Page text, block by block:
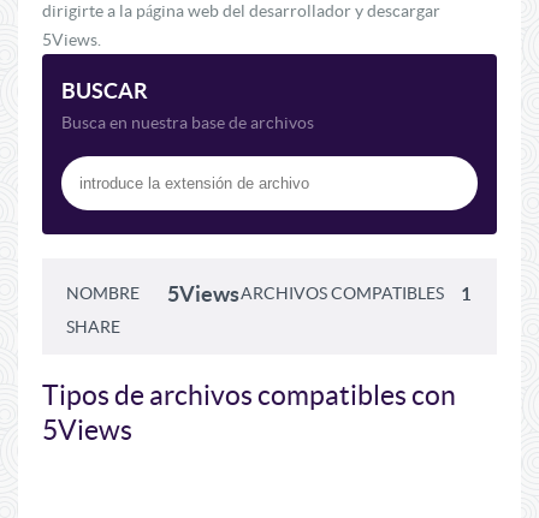
dirigirte a la página web del desarrollador y descargar
5Views.
BUSCAR
Busca en nuestra base de archivos
NOMBRE 5ViewsARCHIVOS COMPATIBLES 1
SHARE
Tipos de archivos compatibles con
5Views